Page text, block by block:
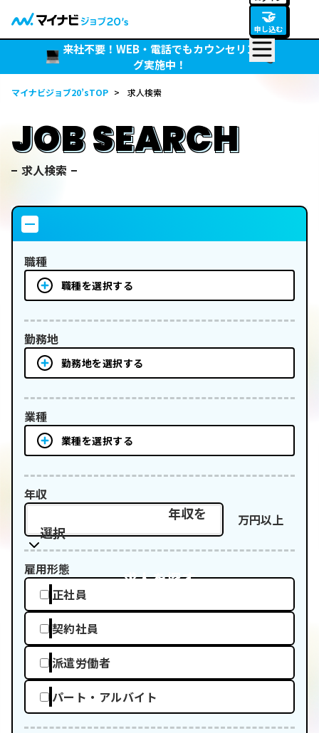
🤝
申し込む
来社不要！WEB・電話でもカウンセリン
グ実施中！
マイナビジョブ20’sTOP > 求人検索
JOB SEARCH
求人検索
求人を探す
職種
職種を選択する
勤務地
勤務地を選択する
業種
業種を選択する
年収
年収を
選択
万円以上
雇用形態
正社員
契約社員
派遣労働者
パート・アルバイト